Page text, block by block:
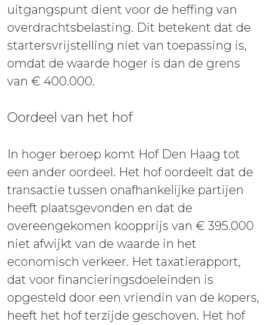
uitgangspunt dient voor de heffing van
overdrachtsbelasting. Dit betekent dat de
startersvrijstelling niet van toepassing is,
omdat de waarde hoger is dan de grens
van € 400.000.
Oordeel van het hof
In hoger beroep komt Hof Den Haag tot
een ander oordeel. Het hof oordeelt dat de
transactie tussen onafhankelijke partijen
heeft plaatsgevonden en dat de
overeengekomen koopprijs van € 395.000
niet afwijkt van de waarde in het
economisch verkeer. Het taxatierapport,
dat voor financieringsdoeleinden is
opgesteld door een vriendin van de kopers,
heeft het hof terzijde geschoven. Het hof